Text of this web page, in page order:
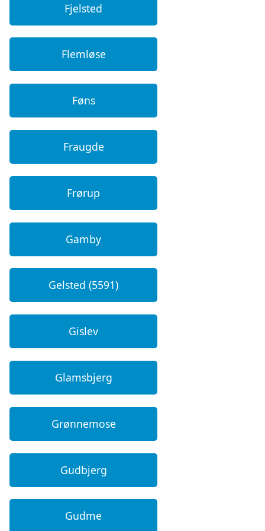
Fjelsted
Flemløse
Føns
Fraugde
Frørup
Gamby
Gelsted (5591)
Gislev
Glamsbjerg
Grønnemose
Gudbjerg
Gudme